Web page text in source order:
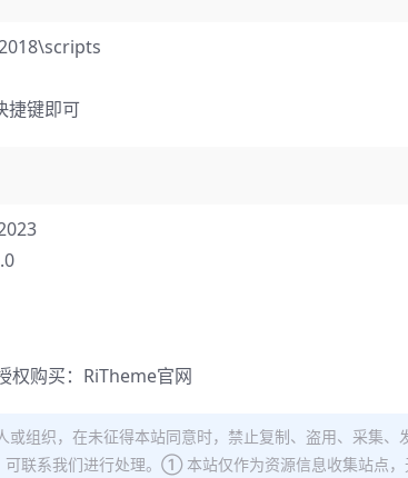
捷键即可
购买： RiTheme官网
组织，在未征得本站同意时，禁止复制、盗用、采集、
联系我们进行处理。① 本站仅作为资源信息收集站点